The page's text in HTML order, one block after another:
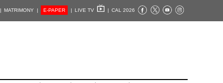
MATRIMONY | E-PAPER | LIVE TV | CAL 2026